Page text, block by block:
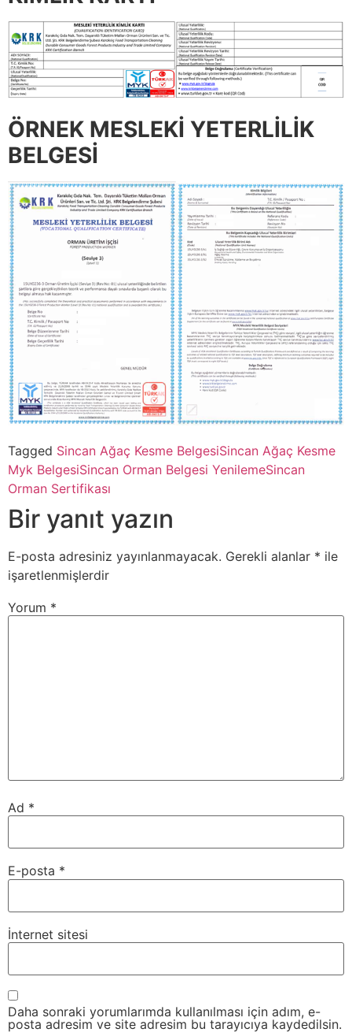
ÖRNEK MESLEKİ YETERLİLİK
BELGESİ
Tagged Sincan Ağaç Kesme BelgesiSincan Ağaç Kesme
Myk BelgesiSincan Orman Belgesi YenilemeSincan
Orman Sertifikası
Bir yanıt yazın
E-posta adresiniz yayınlanmayacak. Gerekli alanlar * ile
işaretlenmişlerdir
Yorum *
Ad *
E-posta *
İnternet sitesi
Daha sonraki yorumlarımda kullanılması için adım, e-
posta adresim ve site adresim bu tarayıcıya kaydedilsin.